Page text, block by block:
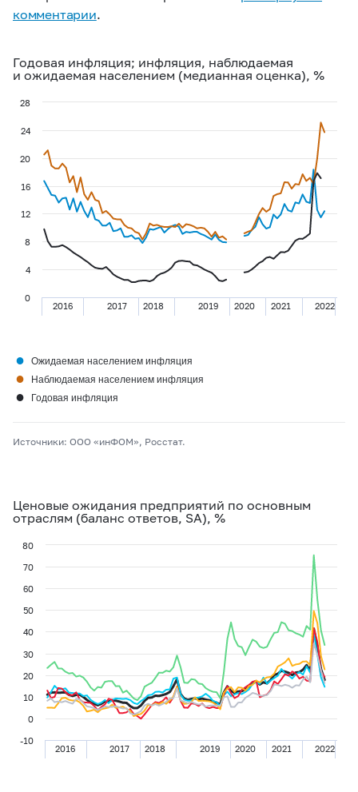
комментарии.
Годовая инфляция; инфляция, наблюдаемая
и ожидаемая населением (медианная оценка), %
Ценовые ожидания предприятий по основным
отраслям (баланс ответов, SA), %
2016 2017 2018 2019 2020 2021 2022
0
4
8
12
16
20
24
28
● Ожидаемая населением инфляция
● Наблюдаемая населением инфляция
● Годовая инфляция
2016 2017 2018 2019 2020 2021 2022
-10
0
10
20
30
40
50
60
70
80
Источники: ООО «инФОМ», Росстат.